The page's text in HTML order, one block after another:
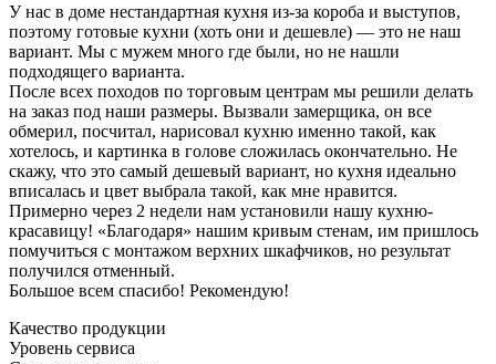
У нас в доме нестандартная кухня из-за короба и выступов,
поэтому готовые кухни (хоть они и дешевле) — это не наш
вариант. Мы с мужем много где были, но не нашли
подходящего варианта.
После всех походов по торговым центрам мы решили делать
на заказ под наши размеры. Вызвали замерщика, он все
обмерил, посчитал, нарисовал кухню именно такой, как
хотелось, и картинка в голове сложилась окончательно. Не
скажу, что это самый дешевый вариант, но кухня идеально
вписалась и цвет выбрала такой, как мне нравится.
Примерно через 2 недели нам установили нашу кухню-
красавицу! «Благодаря» нашим кривым стенам, им пришлось
помучиться с монтажом верхних шкафчиков, но результат
получился отменный.
Большое всем спасибо! Рекомендую!
Качество продукции
Уровень сервиса